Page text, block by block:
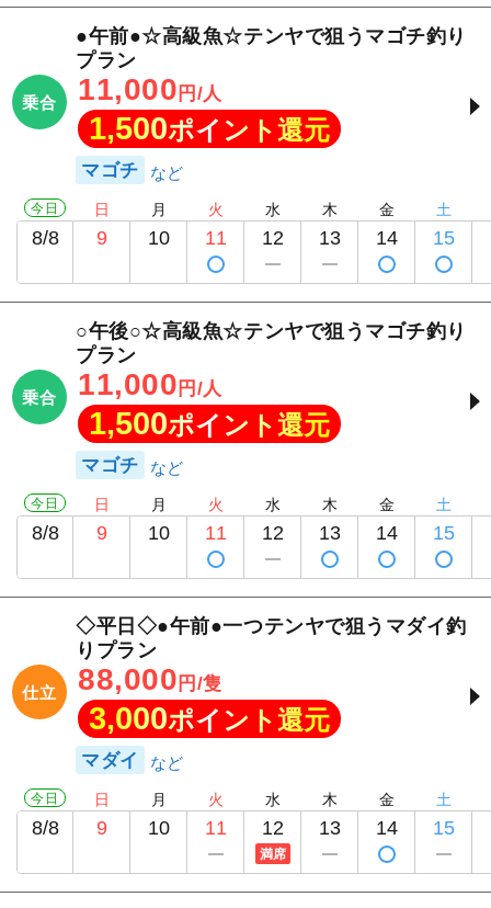
乗合
●午前●☆高級魚☆テンヤで狙うマゴチ釣り
プラン
11,000 円/人
1,500ポイント還元
マゴチ
今日
8/8
日
9
月
10
火
11
水
12
木
13
金
14
土
15
乗合
○午後○☆高級魚☆テンヤで狙うマゴチ釣り
プラン
11,000 円/人
1,500ポイント還元
マゴチ
今日
8/8
日
9
月
10
火
11
水
12
木
13
金
14
土
15
仕立
◇平日◇●午前●一つテンヤで狙うマダイ釣
りプラン
88,000 円/隻
3,000ポイント還元
マダイ
今日
8/8
日
9
月
10
火
11
水
12
満席
木
13
金
14
土
15